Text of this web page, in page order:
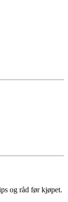
og råd før kjøpet.